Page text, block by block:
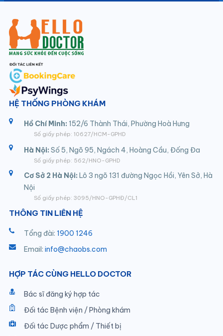
HỆ THỐNG PHÒNG KHÁM
Hồ Chí Minh: 152/6 Thành Thái, Phường Hoà Hưng
Số giấy phép: 10627/HCM-GPHD
Hà Nội: Số 5, Ngõ 95, Ngách 4, Hoàng Cầu, Đống Đa
Số giấy phép: 562/HNO-GPHD
Cơ Sở 2 Hà Nội: Lô 3 ngõ 131 đường Ngọc Hồi, Yên Sở, Hà
Nội
Số giấy phép: 3095/HNO-GPHĐ/CL1
THÔNG TIN LIÊN HỆ
Tổng đài: 1900 1246
Email: info@chaobs.com
HỢP TÁC CÙNG HELLO DOCTOR
Bác sĩ đăng ký hợp tác
Đối tác Bệnh viện / Phòng khám
Đối tác Dược phẩm / Thiết bị